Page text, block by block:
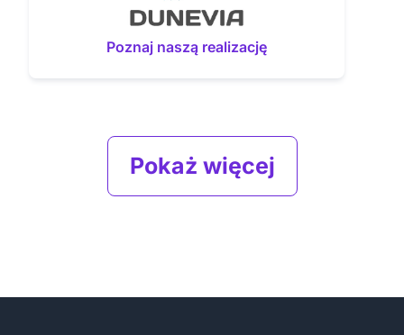
Poznaj naszą realizację
Pokaż więcej